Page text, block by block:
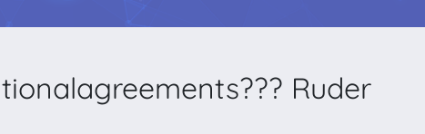
Ruder